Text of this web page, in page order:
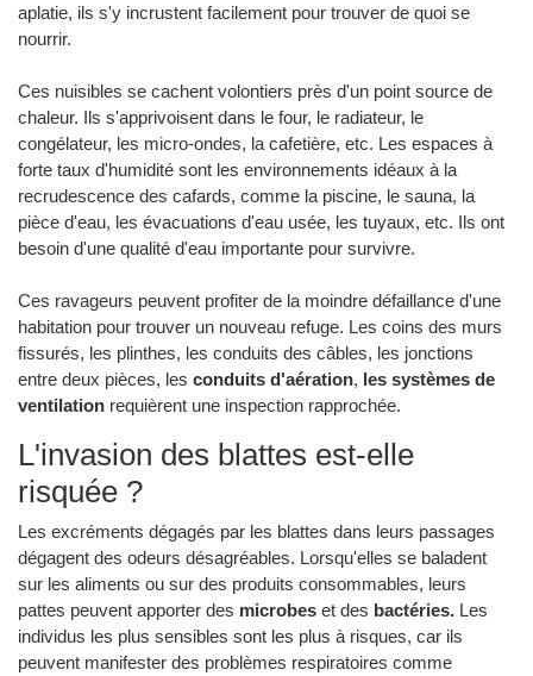
aplatie, ils s'y incrustent facilement pour trouver de quoi se
nourrir.
Ces nuisibles se cachent volontiers près d'un point source de
chaleur. Ils s'apprivoisent dans le four, le radiateur, le
congélateur, les micro-ondes, la cafetière, etc. Les espaces à
forte taux d'humidité sont les environnements idéaux à la
recrudescence des cafards, comme la piscine, le sauna, la
pièce d'eau, les évacuations d'eau usée, les tuyaux, etc. Ils ont
besoin d'une qualité d'eau importante pour survivre.
Ces ravageurs peuvent profiter de la moindre défaillance d'une
habitation pour trouver un nouveau refuge. Les coins des murs
fissurés, les plinthes, les conduits des câbles, les jonctions
entre deux pièces, les conduits d'aération, les systèmes de
ventilation requièrent une inspection rapprochée.
L'invasion des blattes est-elle
risquée ?
Les excréments dégagés par les blattes dans leurs passages
dégagent des odeurs désagréables. Lorsqu'elles se baladent
sur les aliments ou sur des produits consommables, leurs
pattes peuvent apporter des microbes et des bactéries. Les
individus les plus sensibles sont les plus à risques, car ils
peuvent manifester des problèmes respiratoires comme